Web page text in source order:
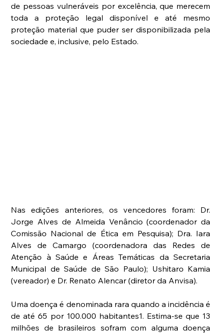
de pessoas vulneráveis por excelência, que merecem
toda a proteção legal disponível e até mesmo
proteção material que puder ser disponibilizada pela
sociedade e, inclusive, pelo Estado.
Nas edições anteriores, os vencedores foram: Dr.
Jorge Alves de Almeida Venâncio (coordenador da
Comissão Nacional de Ética em Pesquisa); Dra. Iara
Alves de Camargo (coordenadora das Redes de
Atenção à Saúde e Áreas Temáticas da Secretaria
Municipal de Saúde de São Paulo); Ushitaro Kamia
(vereador) e Dr. Renato Alencar (diretor da Anvisa).
Uma doença é denominada rara quando a incidência é
de até 65 por 100.000 habitantes1. Estima-se que 13
milhões de brasileiros sofram com alguma doença